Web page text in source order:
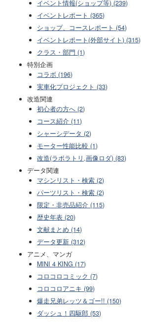
イベント情報(ショップ等) (239)
イベントレポート (365)
ショップ、コースレポート (54)
イベントレポート(外部サイト) (315)
クラス・部門 (1)
特別企画
コラボ (196)
実車化プロジェクト (33)
改造関連
初心者の方へ (2)
コース紹介 (11)
シャーシデータ (2)
モーター性能比較 (1)
改造(ラボラトリ,画像ロダ) (83)
データ関連
マシンリスト・検索 (2)
パーツリスト・検索 (2)
限定・非売品紹介 (115)
歴史年表 (20)
文献まとめ (14)
データ更新 (312)
アニメ、マンガ
MINI 4 KING (17)
コロコロコミック (7)
コロコロアニキ (99)
爆走兄弟レッツ＆ゴー!! (150)
ダッシュ！四駆郎 (53)